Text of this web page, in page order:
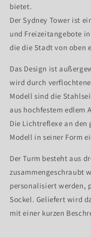
bietet.
Der Sydney Tower ist
und Freizeitangebote
die die Stadt von oben
Das Design ist
wird durch
Modell sind die
aus hochfestem edlem
Die Lichtreflexe an
Modell in seiner Form
Der Turm besteht aus
zusammengeschraubt
personalisiert werden,
Sockel. Geliefert wird
mit einer kurzen